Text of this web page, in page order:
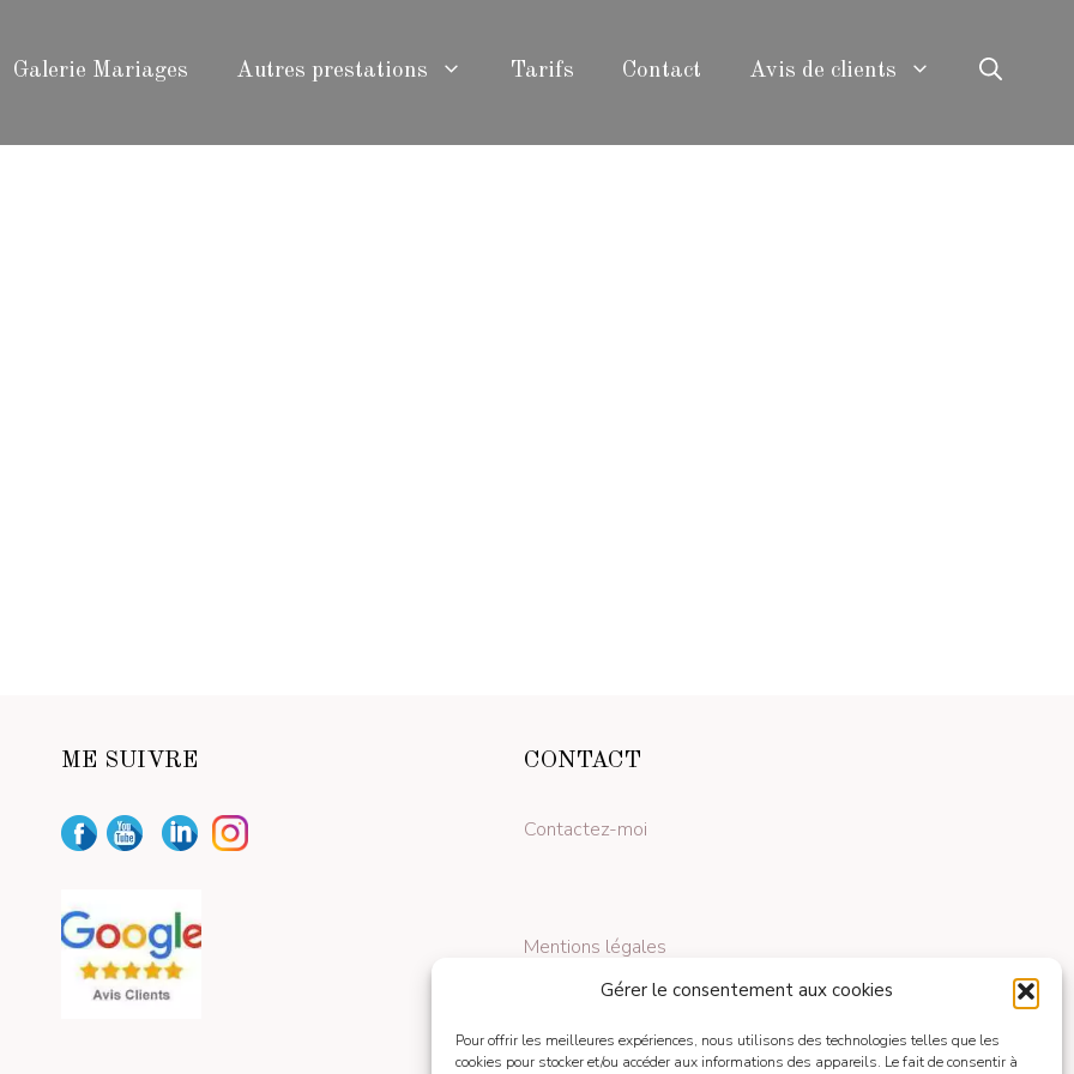
Gérer le consentement aux cookies
Pour offrir les meilleures expériences, nous utilisons des technologies telles que les
cookies pour stocker et/ou accéder aux informations des appareils. Le fait de consentir à
Galerie Mariages Autres prestations Tarifs Contact Avis de clients
ME SUIVRE CONTACT
Contactez-moi
Mentions légales